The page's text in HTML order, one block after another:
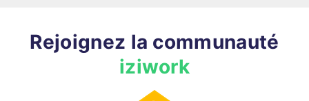
Rejoignez la communauté
iziwork